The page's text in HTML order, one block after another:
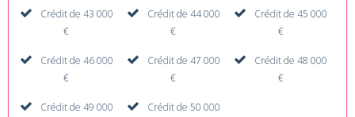
Crédit de 43 000
€
Crédit de 44 000
€
Crédit de 45 000
€
Crédit de 46 000
€
Crédit de 47 000
€
Crédit de 48 000
€
Crédit de 49 000
Crédit de 50 000